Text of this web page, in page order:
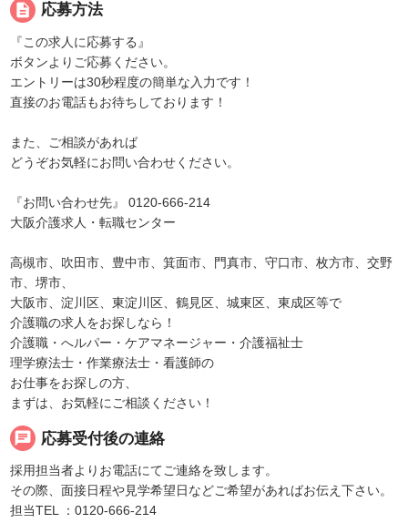
description 応募方法
『この求人に応募する』
ボタンよりご応募ください。
エントリーは30秒程度の簡単な入力です！
直接のお電話もお待ちしております！
また、ご相談があれば
どうぞお気軽にお問い合わせください。
『お問い合わせ先』 0120-666-214
大阪介護求人・転職センター
高槻市、吹田市、豊中市、箕面市、門真市、守口市、枚方市、交野
市、堺市、
大阪市、淀川区、東淀川区、鶴見区、城東区、東成区等で
介護職の求人をお探しなら！
介護職・へルパー・ケアマネージャー・介護福祉士
理学療法士・作業療法士・看護師の
お仕事をお探しの方、
まずは、お気軽にご相談ください！
chat 応募受付後の連絡
採用担当者よりお電話にてご連絡を致します。
その際、面接日程や見学希望日などご希望があればお伝え下さい。
担当TEL ：0120-666-214